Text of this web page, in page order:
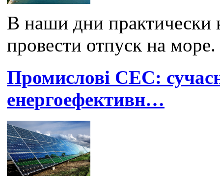
В наши дни практически
провести отпуск на
Промислові СЕС:
енергоефективн…